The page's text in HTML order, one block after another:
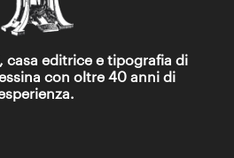
casa editrice e tipografia di
con oltre 40 anni di